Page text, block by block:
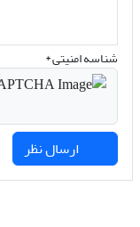
شناسه امنیتی *